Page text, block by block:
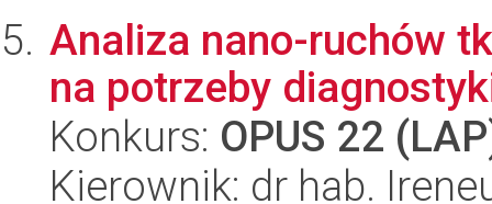
Analiza nano-ruchów
na potrzeby
Konkurs: OPUS 22
Kierownik: dr hab.